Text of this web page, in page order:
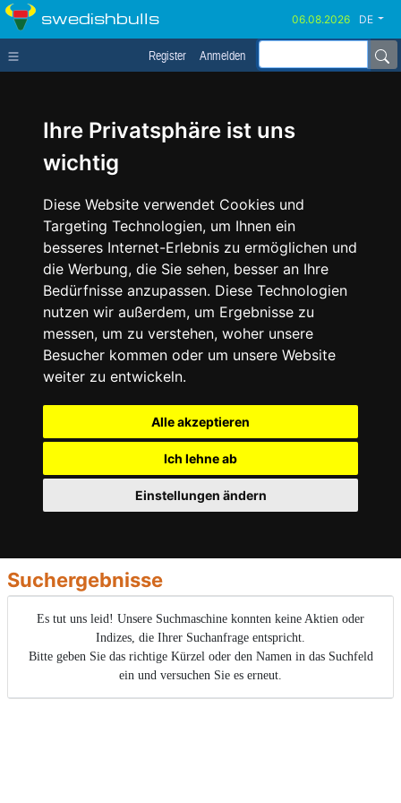
Ihre Privatsphäre ist uns
wichtig
Diese Website verwendet Cookies und
Targeting Technologien, um Ihnen ein
besseres Internet-Erlebnis zu ermöglichen und
die Werbung, die Sie sehen, besser an Ihre
Bedürfnisse anzupassen. Diese Technologien
nutzen wir außerdem, um Ergebnisse zu
messen, um zu verstehen, woher unsere
Besucher kommen oder um unsere Website
weiter zu entwickeln.
Alle akzeptieren
Ich lehne ab
Einstellungen ändern
swedishbulls DE
Register Anmelden
Suchergebnisse
Es tut uns leid! Unsere Suchmaschine konnten keine Aktien oder
Indizes, die Ihrer Suchanfrage entspricht.
Bitte geben Sie das richtige Kürzel oder den Namen in das Suchfeld
ein und versuchen Sie es erneut.